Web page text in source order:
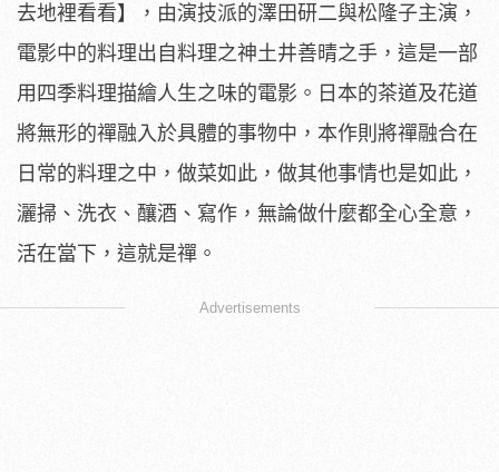
去地裡看看】， 由演技派的澤田研二與松隆子主演，
電影中的料理出自料理之神土井善晴之手，這是一部
用四季料理描繪人生之味的電影。日本的茶道及花道
將無形的禪融入於具體的事物中， 本作則將禪融合在
日常的料理之中，做菜如此， 做其他事情也是如此，
灑掃、洗衣、釀酒、寫作，無論做什麼都全心全意，
活在當下，這就是禪。
Advertisements